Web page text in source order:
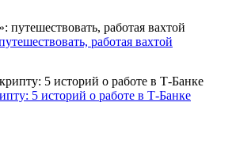
работая вахтой
5 историй о работе в Т-Банке